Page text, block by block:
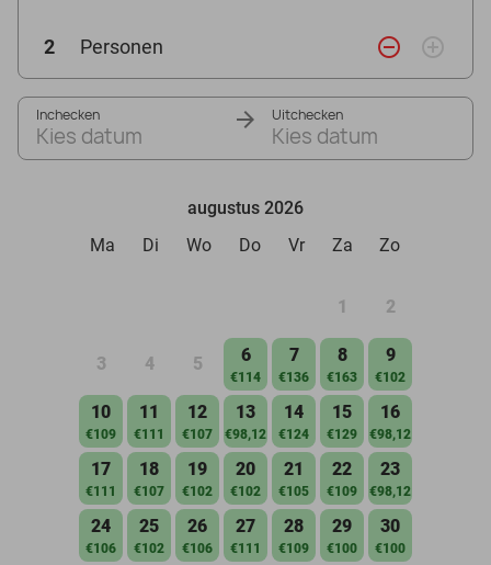
2 Personen remove_circle_outline add_circle_outline
Inchecken
Kies datum
Uitchecken
Kies datum
augustus 2026
Ma
Di Wo Do Vr Za Zo
1 2
3 4 5 6
€114
7
€136
8
€163
9
€102
10
€109
11
€111
12
€107
13
€98,12
14
€124
15
€129
16
€98,12
17
€111
18
€107
19
€102
20
€102
21
€105
22
€109
23
€98,12
24
€106
25
€102
26
€106
27
€111
28
€109
29
€100
30
€100